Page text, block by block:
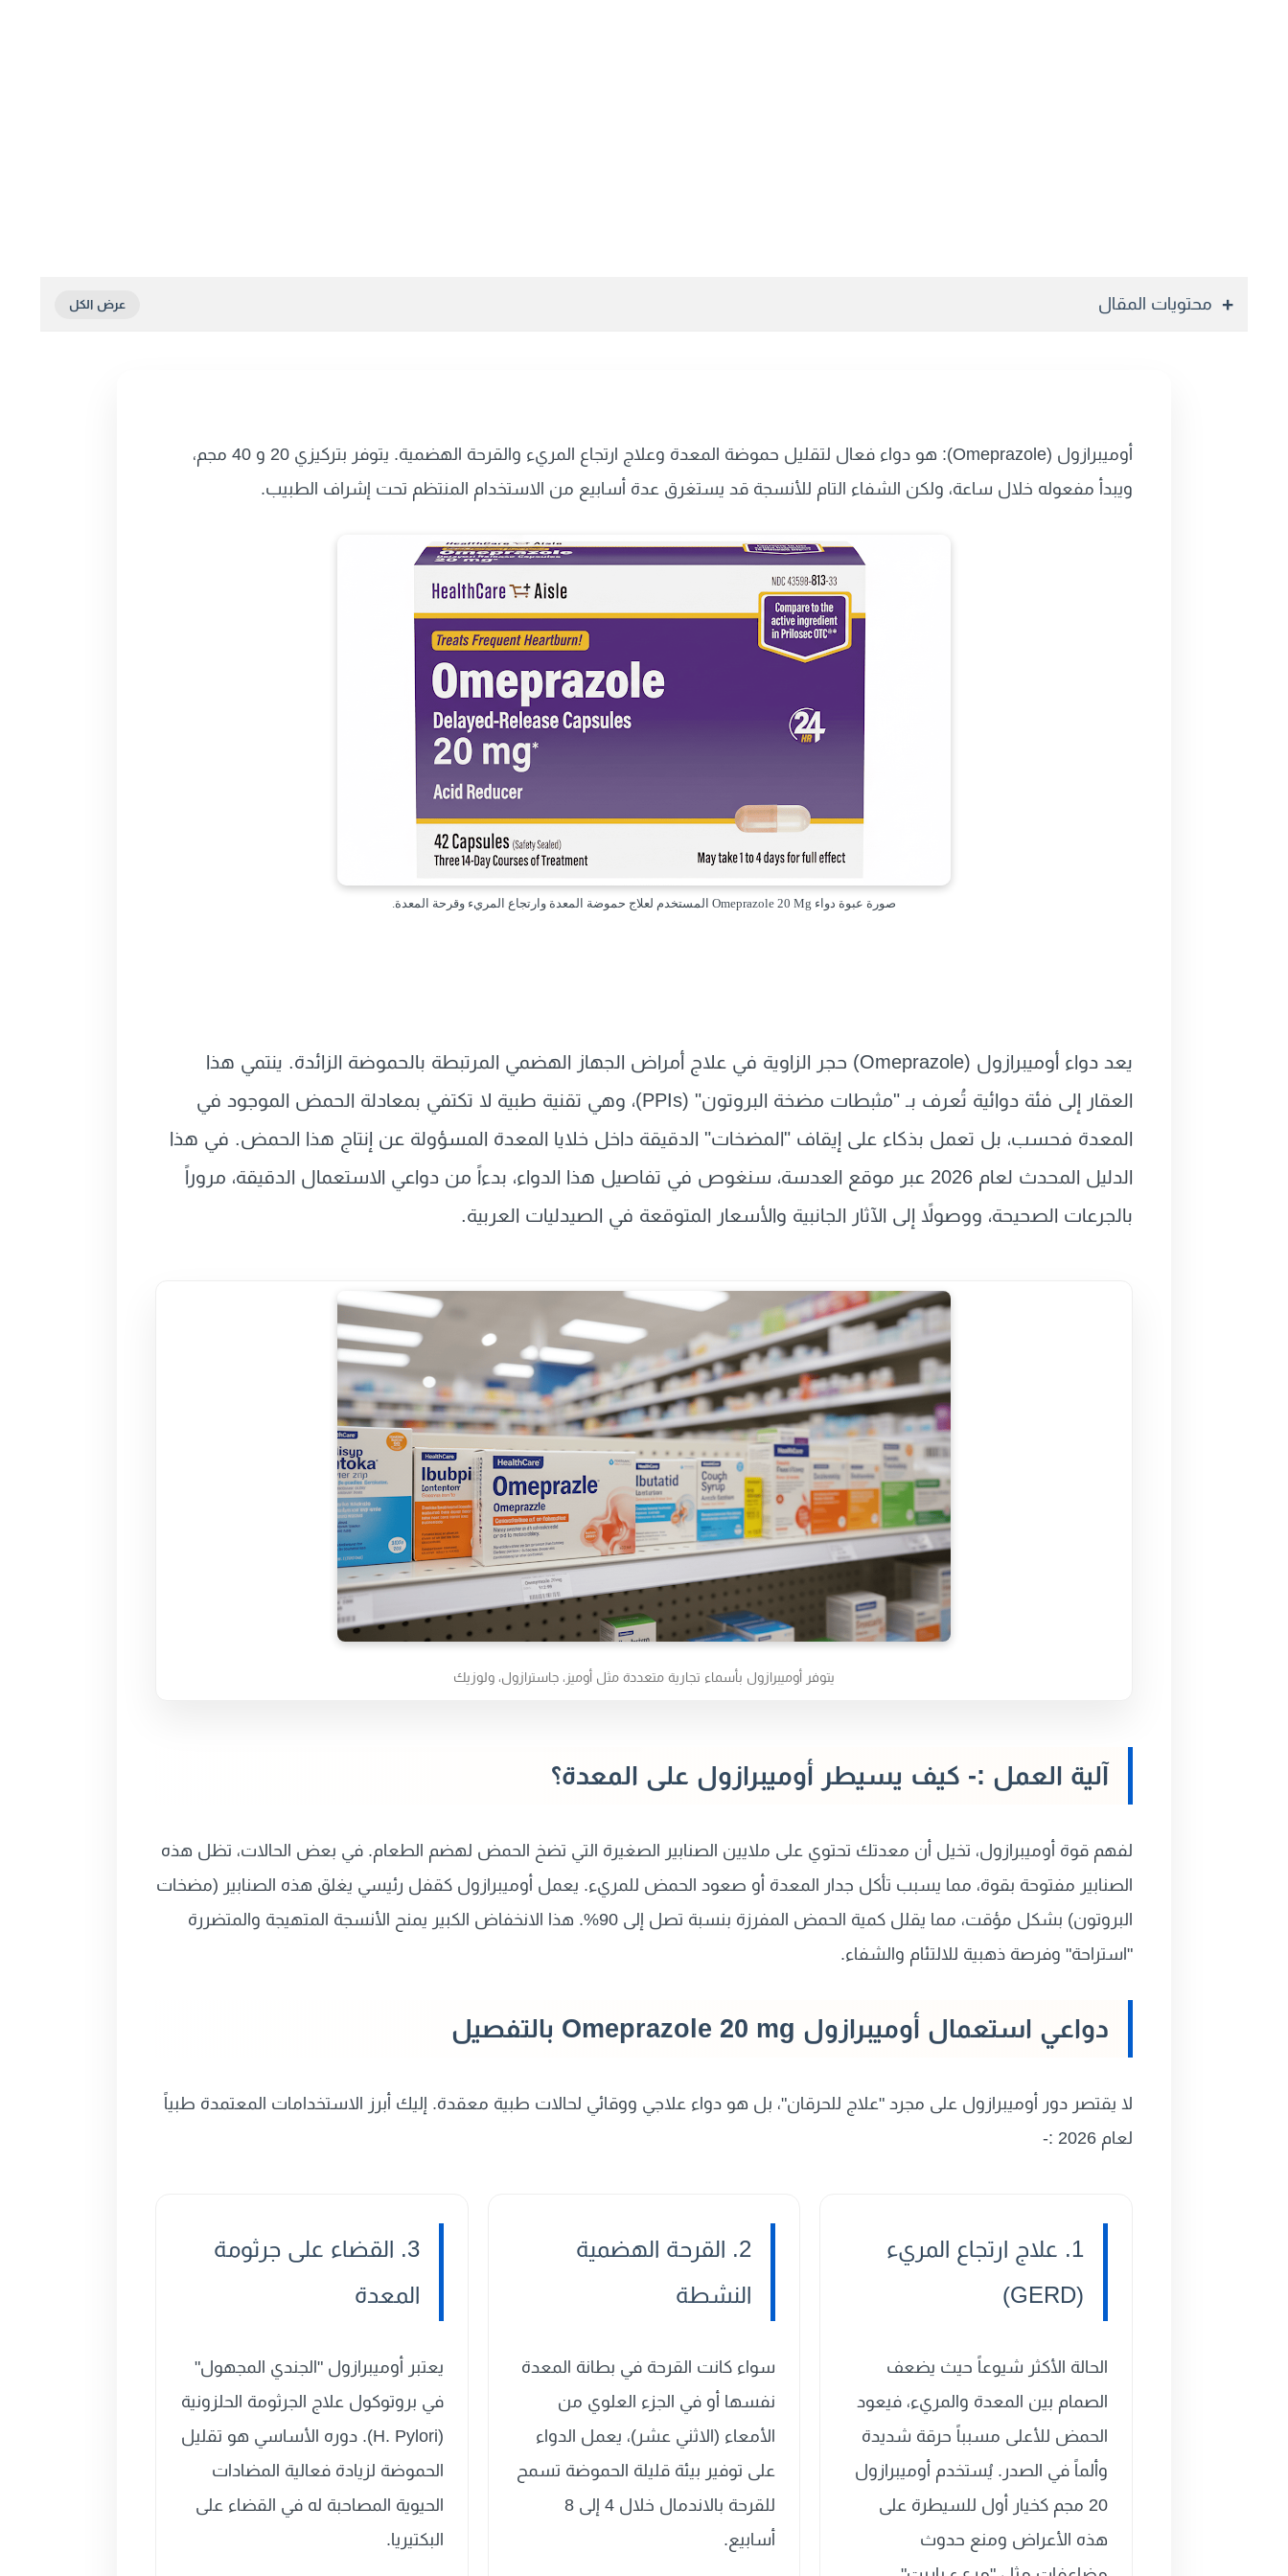
محتويات المقال
أوميبرازول (Omeprazole):
هو دواء فعال لتقليل حموضة المعدة وعلاج ارتجاع المريء والقرحة الهضمية. يتوفر بتركيزي 20 و 40 مجم،
ويبدأ مفعوله خلال ساعة، ولكن الشفاء التام للأنسجة قد يستغرق عدة أسابيع من الاستخدام المنتظم تحت إشراف الطبيب.
صورة عبوة دواء Omeprazole 20 Mg المستخدم لعلاج حموضة المعدة وارتجاع المريء وقرحة المعدة.
يعد دواء أوميبرازول (Omeprazole) حجر الزاوية في علاج أمراض الجهاز الهضمي المرتبطة بالحموضة الزائدة. ينتمي هذا
العقار إلى فئة دوائية تُعرف بـ "مثبطات مضخة البروتون" (PPIs)، وهي تقنية طبية لا تكتفي بمعادلة الحمض الموجود في
المعدة فحسب، بل تعمل بذكاء على إيقاف "المضخات" الدقيقة داخل خلايا المعدة المسؤولة عن إنتاج هذا الحمض. في هذا
الدليل المحدث لعام 2026 عبر موقع العدسة، سنغوص في تفاصيل هذا الدواء، بدءاً من دواعي الاستعمال الدقيقة، مروراً
بالجرعات الصحيحة، ووصولاً إلى الآثار الجانبية والأسعار المتوقعة في الصيدليات العربية.
يتوفر أوميبرازول بأسماء تجارية متعددة مثل أوميز، جاسترازول، ولوزيك
آلية العمل :- كيف يسيطر أوميبرازول على المعدة؟
لفهم قوة أوميبرازول، تخيل أن معدتك تحتوي على ملايين الصنابير الصغيرة التي تضخ الحمض لهضم الطعام. في بعض الحالات، تظل هذه
الصنابير مفتوحة بقوة، مما يسبب تأكل جدار المعدة أو صعود الحمض للمريء. يعمل أوميبرازول كقفل رئيسي يغلق هذه الصنابير (مضخات
البروتون) بشكل مؤقت، مما يقلل كمية الحمض المفرزة بنسبة تصل إلى 90%. هذا الانخفاض الكبير يمنح الأنسجة المتهيجة والمتضررة
"استراحة" وفرصة ذهبية للالتئام والشفاء.
دواعي استعمال أوميبرازول Omeprazole 20 mg بالتفصيل
لا يقتصر دور أوميبرازول على مجرد "علاج للحرقان"، بل هو دواء علاجي ووقائي لحالات طبية معقدة. إليك أبرز الاستخدامات المعتمدة طبياً
لعام 2026 :-
1. علاج ارتجاع المريء
(GERD)
الحالة الأكثر شيوعاً حيث يضعف
الصمام بين المعدة والمريء، فيعود
الحمض للأعلى مسبباً حرقة شديدة
وألماً في الصدر. يُستخدم أوميبرازول
20 مجم كخيار أول للسيطرة على
هذه الأعراض ومنع حدوث
2. القرحة الهضمية
النشطة
سواء كانت القرحة في بطانة المعدة
نفسها أو في الجزء العلوي من
الأمعاء (الاثني عشر)، يعمل الدواء
على توفير بيئة قليلة الحموضة تسمح
للقرحة بالاندمال خلال 4 إلى 8
أسابيع.
3. القضاء على جرثومة
المعدة
يعتبر أوميبرازول "الجندي المجهول"
في بروتوكول علاج الجرثومة الحلزونية
(H. Pylori). دوره الأساسي هو تقليل
الحموضة لزيادة فعالية المضادات
الحيوية المصاحبة له في القضاء على
البكتيريا.